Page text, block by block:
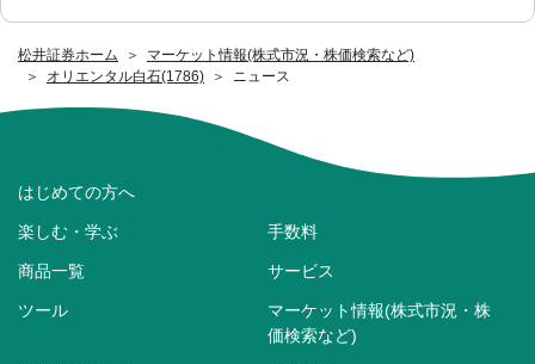
松井証券ホーム
マーケット情報(株式市況・株価検索など)
オリエンタル白石(1786)
ニュース
はじめての方へ
楽しむ・学ぶ 手数料
商品一覧 サービス
ツール
マーケット情報(株式市況・株
価検索など)